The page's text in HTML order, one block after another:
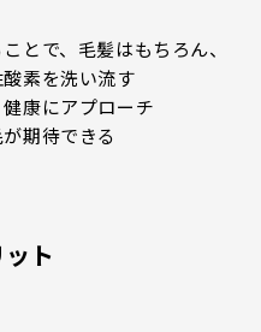
とで、毛髪はもちろん、
素を洗い流す
康にアプローチ
期待できる
ト